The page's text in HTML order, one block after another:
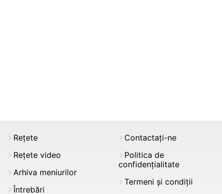
Rețete
Rețete video
Arhiva meniurilor
Întrebări
Contactați-ne
Politica de
confidențialitate
Termeni şi condiții